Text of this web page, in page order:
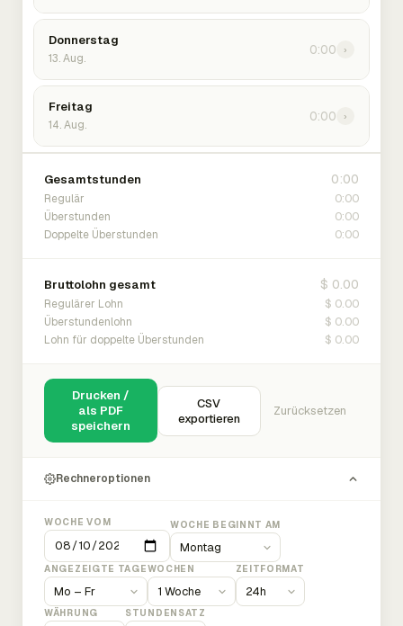
Donnerstag
13. Aug.
0:00 ›
Freitag
14. Aug.
0:00 ›
Gesamtstunden 0:00
Regulär 0:00
Überstunden 0:00
Doppelte Überstunden 0:00
Bruttolohn gesamt $ 0.00
Regulärer Lohn $ 0.00
Überstundenlohn $ 0.00
Lohn für doppelte Überstunden $ 0.00
Drucken /
als PDF
speichern
CSV
exportieren
Zurücksetzen
Rechneroptionen
WOCHE VOM WOCHE BEGINNT AM
ANGEZEIGTE TAGEWOCHEN ZEITFORMAT
WÄHRUNG STUNDENSATZ